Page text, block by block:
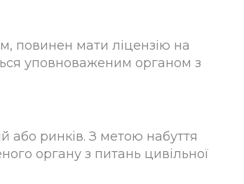
повинен мати ліцензію на
уповноваженим органом з
або ринків. З метою набуття
органу з питань цивільної